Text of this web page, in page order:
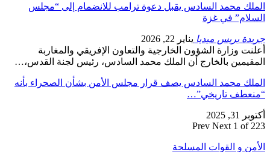
الملك محمد السادس يقبل دعوة ترامب للانضمام إلى “مجلس
السلام” في غزة
جريدة بريس ميديا يناير 22, 2026
أعلنت وزارة الشؤون الخارجية والتعاون الإفريقي والمغاربة
المقيمين بالخارج أن الملك محمد السادس، رئيس لجنة القدس،…
الملك محمد السادس يصف قرار مجلس الأمن بشأن الصحراء بأنه
“منعطف تاريخي”…
أكتوبر 31, 2025
Prev Next 1 of 223
الأمن و القوات المسلحة